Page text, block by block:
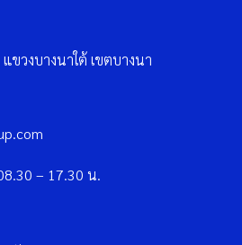
วงบางนาใต้ เขตบางนา
– 17.30 น.